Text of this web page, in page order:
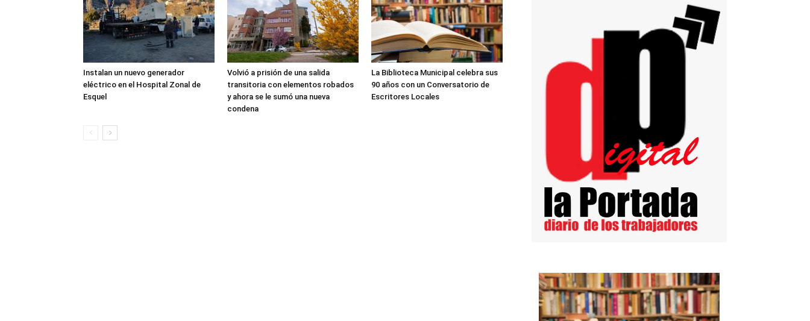
Instalan un nuevo generador
eléctrico en el Hospital Zonal de
Esquel
Volvió a prisión de una salida
transitoria con elementos robados
y ahora se le sumó una nueva
condena
La Biblioteca Municipal celebra sus
90 años con un Conversatorio de
Escritores Locales